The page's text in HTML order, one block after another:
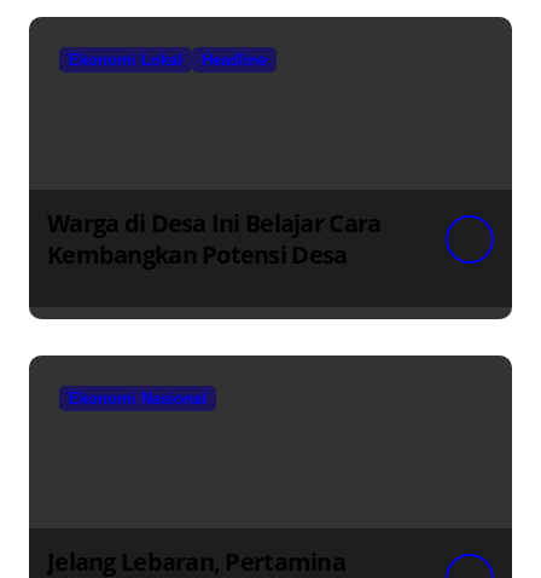
Ekonomi Lokal Headline
Warga di Desa Ini Belajar Cara
Kembangkan Potensi Desa
Ekonomi Nasional
Jelang Lebaran, Pertamina